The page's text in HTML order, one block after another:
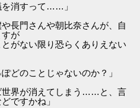
を消すって……」
長門さんや朝比奈さんが、自
すが
ない限り恐らくありえない
どのことじゃないのか？」
世界が消えてしまう……と、言
ですかね」